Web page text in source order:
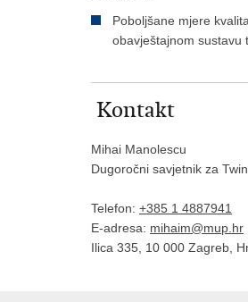
Poboljšane mjere
obavještajnom sustavu
Kontakt
Mihai Manolescu
Dugoročni savjetnik za
Telefon: +385 1 4887941
E-adresa: mihaim@mup.hr
Ilica 335, 10 000 Zagreb,